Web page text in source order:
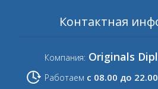
Контактная
Компания: Originals
Работаем с 08.00 до 22.00